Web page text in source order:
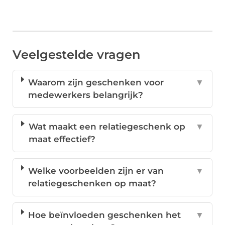
Veelgestelde vragen
Waarom zijn geschenken voor
medewerkers belangrijk?
▼
Wat maakt een relatiegeschenk op
maat effectief?
▼
Welke voorbeelden zijn er van
relatiegeschenken op maat?
▼
Hoe beïnvloeden geschenken het
▼